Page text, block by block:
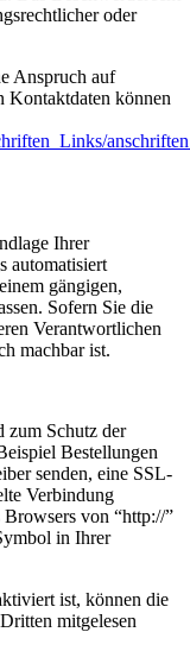
oder
Anspruch auf
Kontaktdaten können
Ihrer
automatisiert
gängigen,
Sofern Sie die
Verantwortlichen
machbar ist.
zum Schutz der
Bestellungen
senden, eine SSL-
Verbindung
Browsers von “http://”
in Ihrer
ist, können die
mitgelesen